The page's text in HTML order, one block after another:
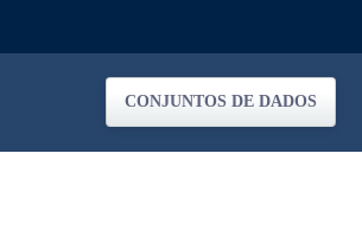
CONJUNTOS DE DADOS